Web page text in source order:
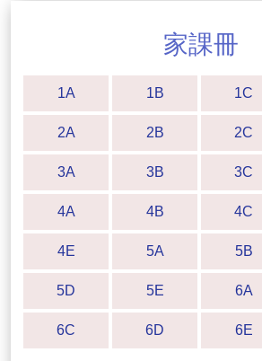
家課冊
1A 1B 1C
2A 2B 2C
3A 3B 3C
4A 4B 4C
4E 5A 5B
5D 5E 6A
6C 6D 6E